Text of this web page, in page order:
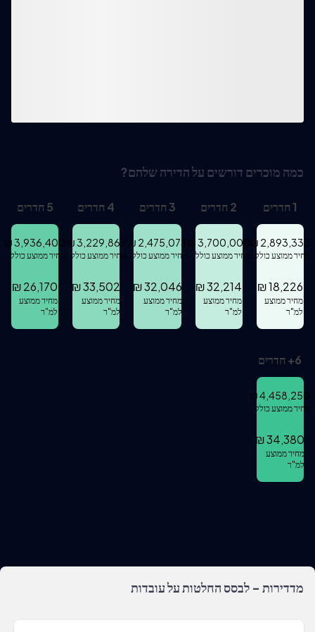
כמה מוכרים דורשים על הדירה שלהם?
1חדרים
2,893,333
₪
מחיר ממוצע כולל
18,226
₪
מחיר ממוצע
למ"ר
2 חדרים
3,700,000
₪
מחיר ממוצע כולל
32,214
₪
מחיר ממוצע
למ"ר
3חדרים
2,475,073
₪
מחיר ממוצע כולל
32,046
₪
מחיר ממוצע
למ"ר
4 חדרים
3,229,867
₪
מחיר ממוצע כולל
33,502
₪
מחיר ממוצע
למ"ר
5 חדרים
3,936,400
₪
מחיר ממוצע כולל
26,170
₪
מחיר ממוצע
למ"ר
6
+ חדרים
4,458,250
₪
מחיר ממוצע כולל
34,380
₪
מחיר ממוצע
למ"ר
מדדירות - לבסס החלטות על עובדות